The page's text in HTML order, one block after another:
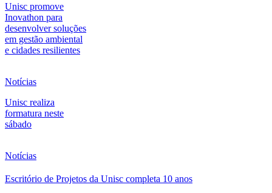
Unisc promove
Inovathon para
desenvolver soluções
em gestão ambiental
e cidades resilientes
Notícias
Unisc realiza
formatura neste
sábado
Notícias
Escritório de Projetos da Unisc completa 10 anos